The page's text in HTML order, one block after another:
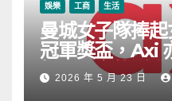
娛樂 工商 生活
曼城女子隊捧
冠軍獎盃，Axi
根源」宣傳活動
2026 年 5 月 23 日